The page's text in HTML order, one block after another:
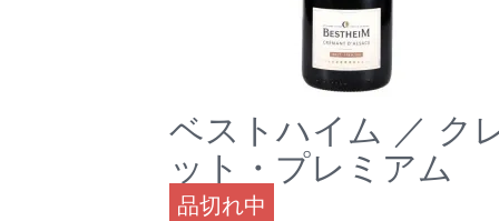
ベストハイム ／ ク
ット・プレミアム
品切れ中